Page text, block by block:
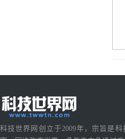
科技世界网创立于2009年，宗旨是科